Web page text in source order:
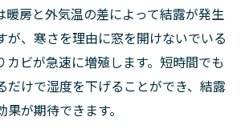
暖房と外気温の差によって結露が発生
が、寒さを理由に窓を開けないでいる
カビが急速に増殖します。短時間でも
だけで湿度を下げることができ、結露
が期待できます。